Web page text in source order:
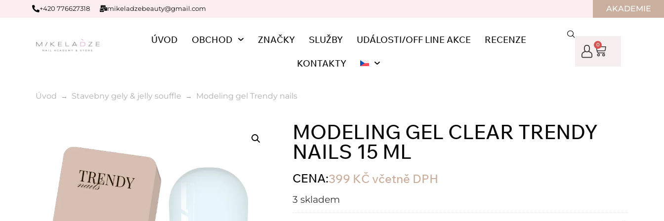
+420 776627318 mikeladzebeauty@gmail.com AKADEMIE
ÚVOD OBCHOD ZNAČKY SLUŽBY UDÁLOSTI/OFF LINE AKCE RECENZE
KONTAKTY
0
Úvod Stavebny gely & jelly souffle Modeling gel Trendy nails
MODELING GEL CLEAR TRENDY
NAILS 15 ML
CENA:399 KČ včetně DPH
3 skladem